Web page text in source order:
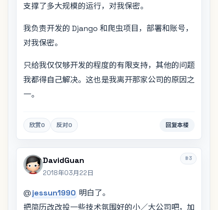
支撑了多大规模的运行，对我保密。
我负责开发的 Django 和爬虫项目，部署和账号，
对我保密。
只给我仅仅够开发的程度的有限支持，其他的问题
我都得自己解决。这也是我离开那家公司的原因之
一。
欣赏0 反对0 回复本楼
#3
DavidGuan
2018年03月22日
@jessun1990 明白了。
把简历改改投一些技术氛围好的小／大公司吧，加